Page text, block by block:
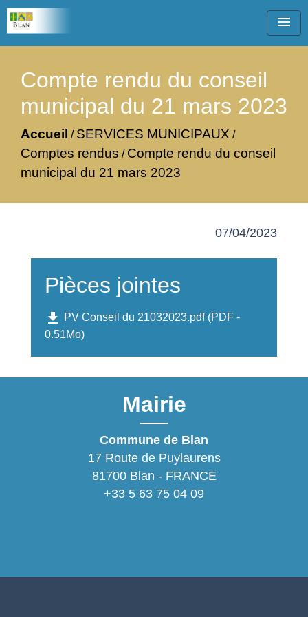
menu
Compte rendu du conseil
municipal du 21 mars 2023
Accueil / SERVICES MUNICIPAUX /
Comptes rendus / Compte rendu du conseil
municipal du 21 mars 2023
07/04/2023
Pièces jointes
file_download
PV Conseil du 21032023.pdf (PDF -
0.51Mo)
Mairie
Commune de Blan
17 Route de Puylaurens
81700 Blan - FRANCE
+33 5 63 75 04 09